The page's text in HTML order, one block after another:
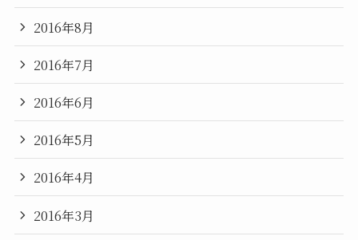
2016年8月
2016年7月
2016年6月
2016年5月
2016年4月
2016年3月